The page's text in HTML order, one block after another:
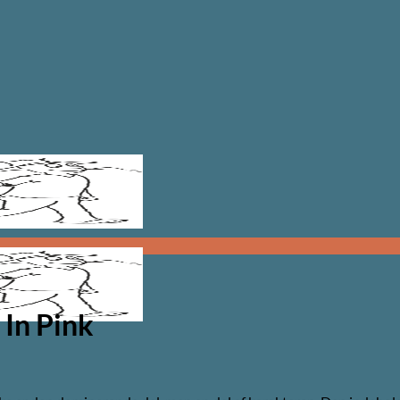
In Pink